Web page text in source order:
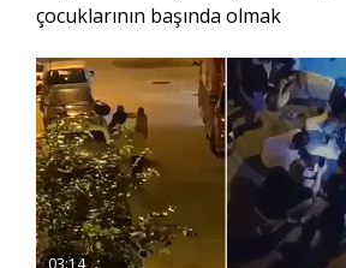
çocuklarının başında olmak
03:14